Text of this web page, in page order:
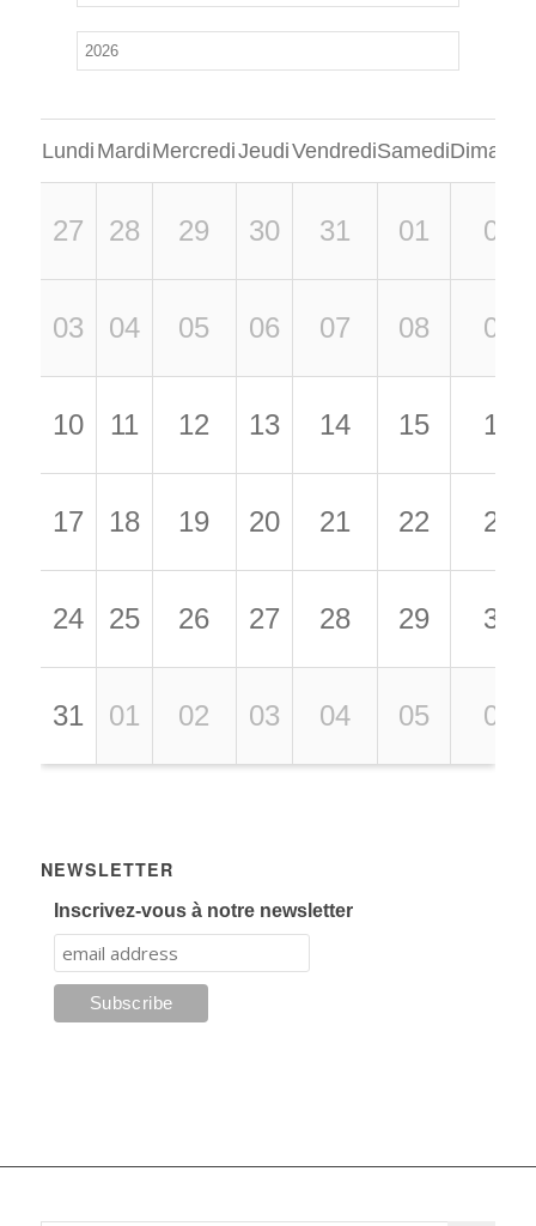
Lundi MardiMercrediJeudiVendrediSamedi
27 28 29 30 31 01 02
03 04 05 06 07 08 09
10 11 12 13 14 15 16
17 18 19 20 21 22 23
24 25 26 27 28 29 30
31 01 02 03 04 05 06
NEWSLETTER
Inscrivez-vous à notre newsletter